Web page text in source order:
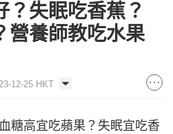
？失眠吃香蕉？
營養師教吃水果
12-25 HKT
糖高宜吃蘋果？失眠宜吃香